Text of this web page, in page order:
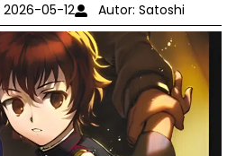
2026-05-12 Autor: Satoshi